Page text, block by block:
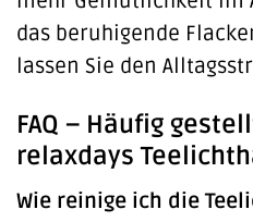
das beruhigende
lassen Sie den
FAQ – Häufig
relaxdays
Wie reinige ich die